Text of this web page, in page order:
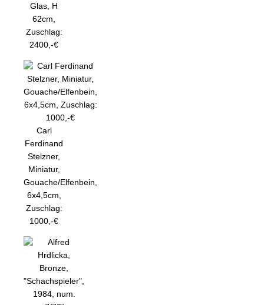
Glas, H
62cm,
Zuschlag:
2400,-€
Carl
Ferdinand
Stelzner,
Miniatur,
Gouache/Elfenbein,
6x4,5cm,
Zuschlag:
1000,-€